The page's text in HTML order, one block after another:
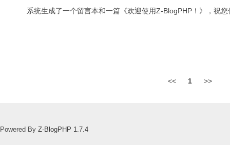
系统生成了一个留言本和一篇《欢迎使用Z-BlogPHP！》，祝
<< 1 >>
Powered By Z-BlogPHP 1.7.4